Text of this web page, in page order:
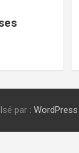
par : WordPress